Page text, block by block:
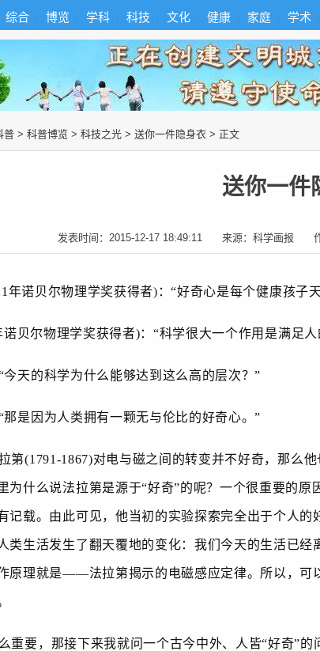
综合 博览 学科 科技 文化 健康 家庭 学术
普 > 科普博览 > 科技之光 > 送你一件隐身衣 > 正文
送你一件
发表时间： 2015-12-17 18:49:11 来源： 科学画报
年诺贝尔物理学奖获得者) ：“好奇心是每个健康孩子
诺贝尔物理学奖获得者)：“科学很大一个作用是满足
天的科学为什么能够达到这么高的层次？”
是因为人类拥有一颗无与伦比的好奇心。”
第(1791-1867)对电与磁之间的转变并不好奇，那么
为什么说法拉第是源于“好奇”的呢？一个很重要的
记载。由此可见，他当初的实验探索完全出于个人的
类生活发生了翻天覆地的变化：我们今天的生活已
原理就是——法拉第揭示的电磁感应定律。所以，
要，那接下来我就问一个古今中外、人皆“好奇”的